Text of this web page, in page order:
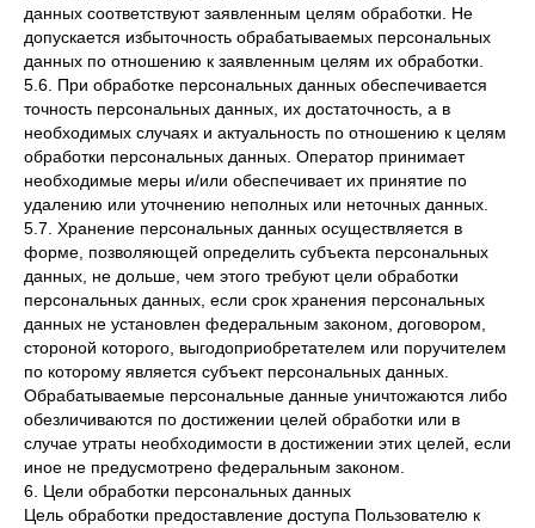
данных соответствуют заявленным целям обработки. Не
допускается избыточность обрабатываемых персональных
данных по отношению к заявленным целям их обработки.
5.6. При обработке персональных данных обеспечивается
точность персональных данных, их достаточность, а в
необходимых случаях и актуальность по отношению к целям
обработки персональных данных. Оператор принимает
необходимые меры и/или обеспечивает их принятие по
удалению или уточнению неполных или неточных данных.
5.7. Хранение персональных данных осуществляется в
форме, позволяющей определить субъекта персональных
данных, не дольше, чем этого требуют цели обработки
персональных данных, если срок хранения персональных
данных не установлен федеральным законом, договором,
стороной которого, выгодоприобретателем или поручителем
по которому является субъект персональных данных.
Обрабатываемые персональные данные уничтожаются либо
обезличиваются по достижении целей обработки или в
случае утраты необходимости в достижении этих целей, если
иное не предусмотрено федеральным законом.
6. Цели обработки персональных данных
Цель обработки предоставление доступа Пользователю к